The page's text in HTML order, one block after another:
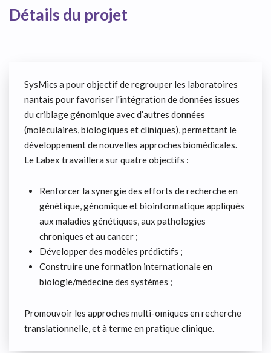
Détails du projet
SysMics a pour objectif de regrouper les laboratoires
nantais pour favoriser l'intégration de données issues
du criblage génomique avec d’autres données
(moléculaires, biologiques et cliniques), permettant le
développement de nouvelles approches biomédicales.
Le Labex travaillera sur quatre objectifs :
Renforcer la synergie des efforts de recherche en
génétique, génomique et bioinformatique appliqués
aux maladies génétiques, aux pathologies
chroniques et au cancer ;
Développer des modèles prédictifs ;
Construire une formation internationale en
biologie/médecine des systèmes ;
Promouvoir les approches multi-omiques en recherche
translationnelle, et à terme en pratique clinique.